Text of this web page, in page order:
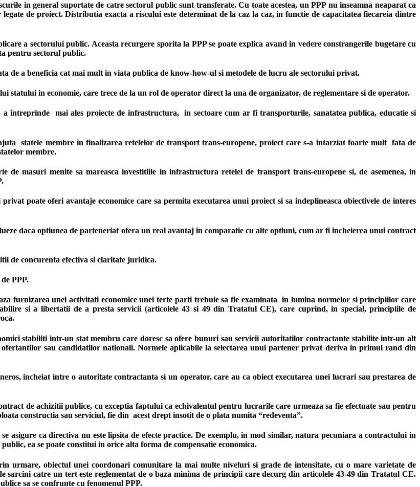
in general suportate de catre sectorul public sunt transferate. Cu toate acestea, un PPP nu inseamna neaparat ca
de proiect. Distributia exacta a riscului este determinat de la caz la caz, in functie de capacitatea fiecareia dintre
a sectorului public. Aceasta recurgere sporita la PPP se poate explica avand in vedere constrangerile bugetare cu
pentru sectorul public.
de a beneficia cat mai mult in viata publica de know-how-ul si metodele de lucru ale sectorului privat.
statului in economie, care trece de la un rol de operator direct la una de organizator, de reglementare si de operator.
intreprinde mai ales proiecte de infrastructura, in sectoare cum ar fi transporturile, sanatatea publica, educatie si
statele membre in finalizarea retelelor de transport trans-europene, proiect care s-a intarziat foarte mult fata de
membre.
masuri menite sa mareasca investitiile in infrastructura retelei de transport trans-europene si, de asemenea, in
poate oferi avantaje economice care sa permita executarea unui proiect si sa indeplineasca obiectivele de interes
daca optiunea de parteneriat ofera un real avantaj in comparatie cu alte optiuni, cum ar fi incheierea unui contract
de concurenta efectiva si claritate juridica.
PPP.
furnizarea unei activitati economice unei terte parti trebuie sa fie examinata in lumina normelor si principiilor care
si a libertatii de a presta servicii (articolele 43 si 49 din Tratatul CE), care cuprind, in special, principiile de
stabiliti intr-un stat membru care doresc sa ofere bunuri sau servicii autoritatilor contractante stabilite intr-un alt
sau candidatilor nationali. Normele aplicabile la selectarea unui partener privat deriva in primul rand din
incheiat intre o autoritate contractanta si un operator, care au ca obiect executarea unei lucrari sau prestarea de
de achizitii publice, cu exceptia faptului ca echivalentul pentru lucrarile care urmeaza sa fie efectuate sau pentru
constructia sau serviciul, fie din acest drept insotit de o plata numita “redeventa”.
asigure ca directiva nu este lipsita de efecte practice. De exemplu, in mod similar, natura pecuniara a contractului in
ea se poate constitui in orice alta forma de compensatie economica.
urmare, obiectul unei coordonari comunitare la mai multe niveluri si grade de intensitate, cu o mare varietate de
catre un tert este reglementat de o baza minima de principii care decurg din articolele 43-49 din Tratatul CE.
sa se confrunte cu fenomenul PPP.